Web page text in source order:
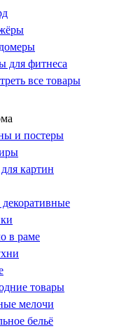
для фитнеса
все товары
и постеры
картин
в раме
товары
мелочи
бельё